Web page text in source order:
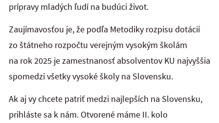
prípravy mladých ľudí na budúci život.
Zaujímavosťou je, že podľa Metodiky rozpisu dotácií
zo štátneho rozpočtu verejným vysokým školám
na rok 2025 je zamestnanosť absolventov KU najvyššia
spomedzi všetky vysoké školy na Slovensku.
Ak aj vy chcete patriť medzi najlepších na Slovensku,
prihláste sa k nám. Otvorené máme II. kolo